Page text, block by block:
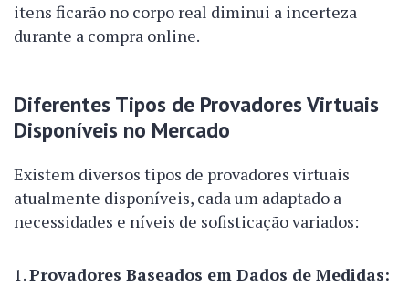
itens ficarão no corpo real diminui a incerteza
durante a compra online.
Diferentes Tipos de Provadores Virtuais
Disponíveis no Mercado
Existem diversos tipos de provadores virtuais
atualmente disponíveis, cada um adaptado a
necessidades e níveis de sofisticação variados:
Provadores Baseados em Dados de Medidas: